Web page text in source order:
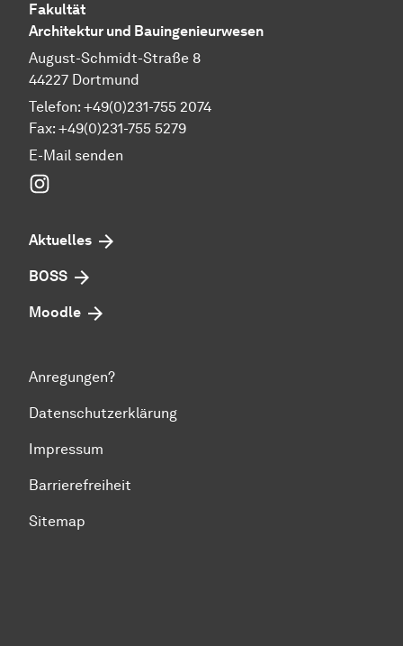
Fakultät
Architektur und Bauingenieurwesen
August-Schmidt-Straße 8
44227 Dortmund
Telefon: +49(0)231-755 2074
Fax: +49(0)231-755 5279
E-Mail senden
Aktuelles
BOSS
Moodle
Anregungen?
Datenschutzerklärung
Impressum
Barrierefreiheit
Sitemap